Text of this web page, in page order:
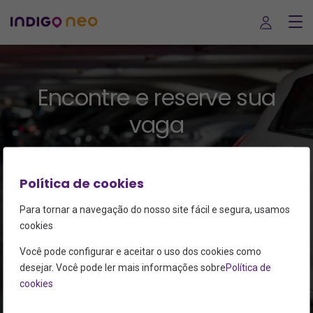
Encontre e reserve sua
vaga
Reservar vaga
Busque seu estacionamento
Busque aqui um estacionamento Indigo
Política de cookies
Para tornar a navegação do nosso site fácil e segura, usamos
cookies
Você pode configurar e aceitar o uso dos cookies como
desejar. Você pode ler mais informações sobrePolítica de
cookies